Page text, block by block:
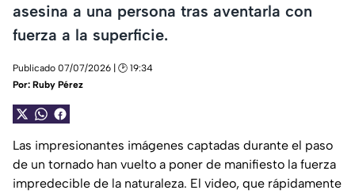
asesina a una persona tras aventarla con
fuerza a la superficie.
Publicado 07/07/2026 | 🕑 19:34
Por: Ruby Pérez
Las impresionantes imágenes captadas durante el paso
de un tornado han vuelto a poner de manifiesto la fuerza
impredecible de la naturaleza. El video, que rápidamente